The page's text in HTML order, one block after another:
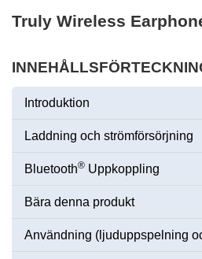
Truly Wireless
Introduktion
Laddning och strömförsörjning
Bluetooth® Uppkoppling
Bära denna produkt
Användning (ljuduppspelning